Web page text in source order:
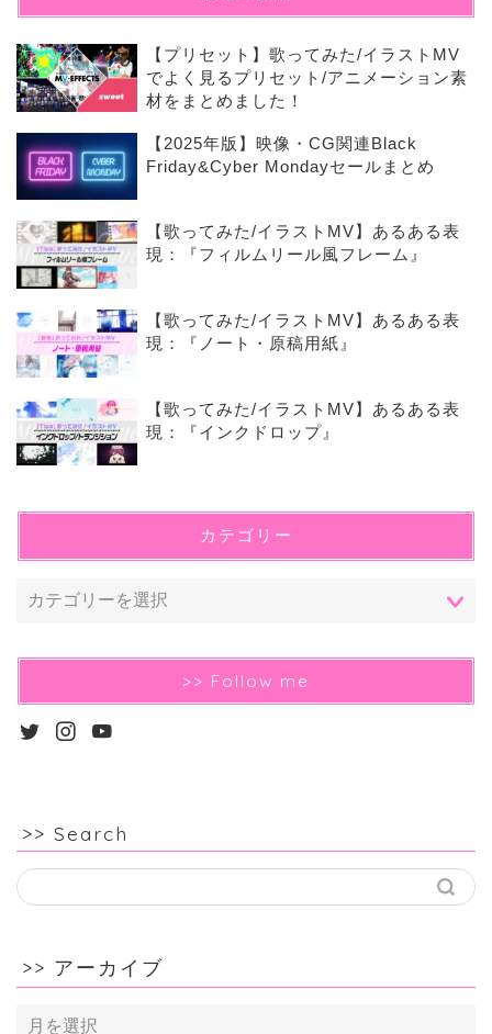
【プリセット】歌ってみた/イラストMV
でよく見るプリセット/アニメーション素
材をまとめました！
【2025年版】映像・CG関連Black
Friday&Cyber Mondayセールまとめ
【歌ってみた/イラストMV】あるある表
現：『フィルムリール風フレーム』
【歌ってみた/イラストMV】あるある表
現：『ノート・原稿用紙』
【歌ってみた/イラストMV】あるある表
現：『インクドロップ』
カテゴリー
>> Follow me
>> Search
>> アーカイブ